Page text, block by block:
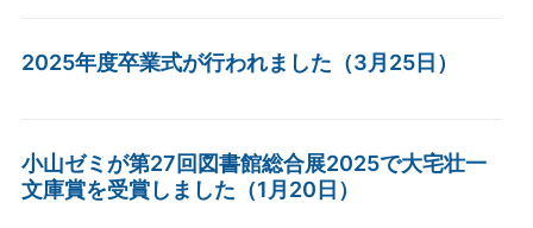
2025年度卒業式が行われました（3月25日）
小山ゼミが第27回図書館総合展2025で大宅壮一
文庫賞を受賞しました（1月20日）